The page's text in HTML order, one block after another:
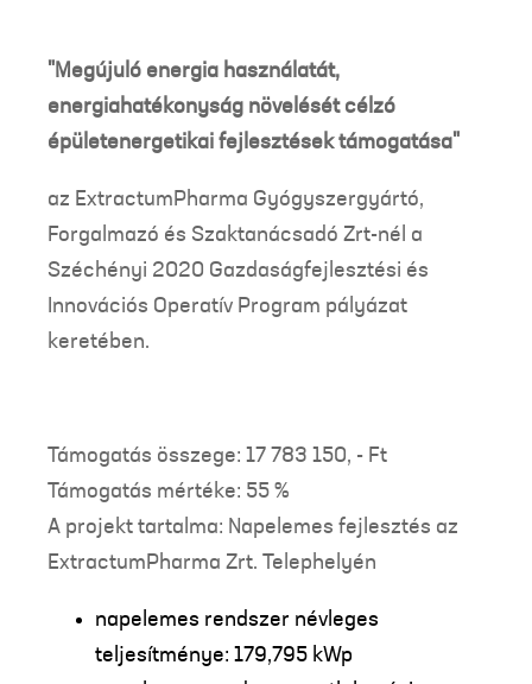
"Megújuló energia használatát,
energiahatékonyság növelését célzó
épületenergetikai fejlesztések támogatása"
az ExtractumPharma Gyógyszergyártó,
Forgalmazó és Szaktanácsadó Zrt-nél a
Széchényi 2020 Gazdaságfejlesztési és
Innovációs Operatív Program pályázat
keretében.
Támogatás összege: 17 783 150, - Ft
Támogatás mértéke: 55 %
A projekt tartalma: Napelemes fejlesztés az
ExtractumPharma Zrt. Telephelyén
napelemes rendszer névleges
teljesítménye: 179,795 kWp